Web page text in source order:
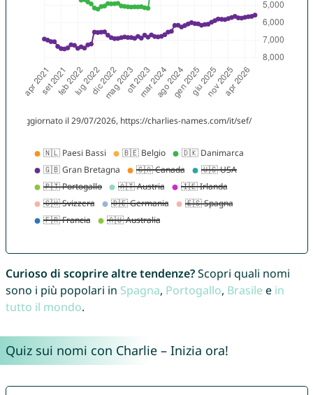
Curioso di scoprire altre tendenze?Scopri quali nomi
sono i più popolari in Spagna, Portogallo, Brasile e in
tutto il mondo.
Quiz sui nomi con Charlie – Inizia ora!